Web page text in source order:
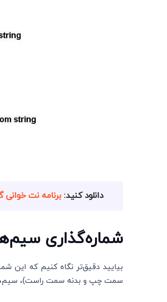
دانلود کنید: برنامه نت خوانی
شماره‌گذاری سیم‌ها: از
بیایید دقیق‌تر نگاه کنیم که این
سمت چپ و بدنه سمت راست)، سیم‌ها